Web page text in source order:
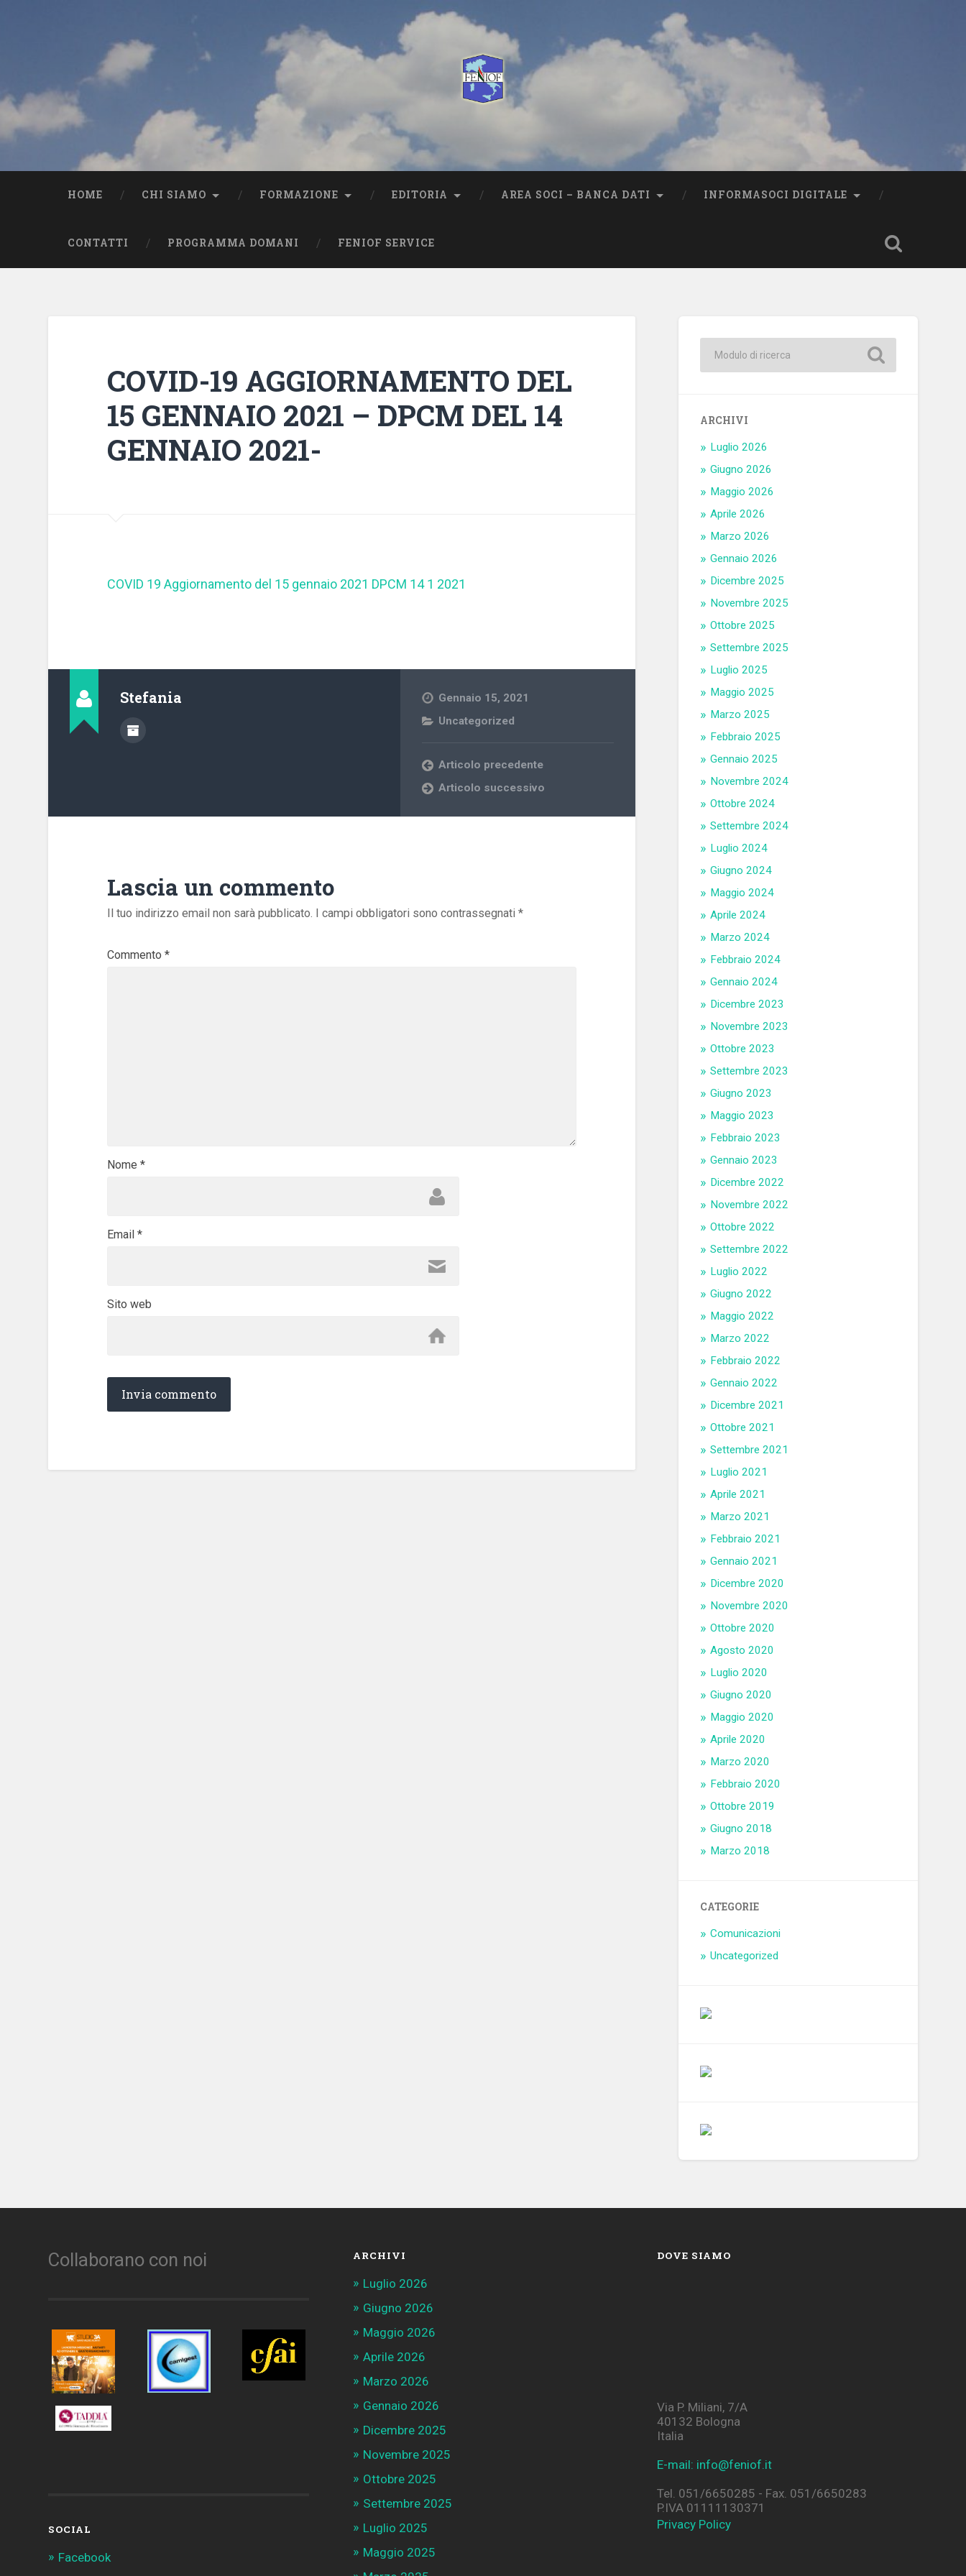
HOME CHI SIAMO FORMAZIONE EDITORIA AREA SOCI – BANCA DATI INFORMASOCI DIGITALE
CONTATTI PROGRAMMA DOMANI FENIOF SERVICE
COVID-19 AGGIORNAMENTO DEL
15 GENNAIO 2021 – DPCM DEL 14
GENNAIO 2021-
COVID 19 Aggiornamento del 15 gennaio 2021 DPCM 14 1 2021
Stefania
Gennaio 15, 2021
Uncategorized
Articolo precedente
Articolo successivo
Lascia un commento
Il tuo indirizzo email non sarà pubblicato. I campi obbligatori sono contrassegnati *
Commento *
Nome *
Email *
Sito web
ARCHIVI
Luglio 2026
Giugno 2026
Maggio 2026
Aprile 2026
Marzo 2026
Gennaio 2026
Dicembre 2025
Novembre 2025
Ottobre 2025
Settembre 2025
Luglio 2025
Maggio 2025
Marzo 2025
Febbraio 2025
Gennaio 2025
Novembre 2024
Ottobre 2024
Settembre 2024
Luglio 2024
Giugno 2024
Maggio 2024
Aprile 2024
Marzo 2024
Febbraio 2024
Gennaio 2024
Dicembre 2023
Novembre 2023
Ottobre 2023
Settembre 2023
Giugno 2023
Maggio 2023
Febbraio 2023
Gennaio 2023
Dicembre 2022
Novembre 2022
Ottobre 2022
Settembre 2022
Luglio 2022
Giugno 2022
Maggio 2022
Marzo 2022
Febbraio 2022
Gennaio 2022
Dicembre 2021
Ottobre 2021
Settembre 2021
Luglio 2021
Aprile 2021
Marzo 2021
Febbraio 2021
Gennaio 2021
Dicembre 2020
Novembre 2020
Ottobre 2020
Agosto 2020
Luglio 2020
Giugno 2020
Maggio 2020
Aprile 2020
Marzo 2020
Febbraio 2020
Ottobre 2019
Giugno 2018
Marzo 2018
CATEGORIE
Comunicazioni
Uncategorized
Collaborano con noi
SOCIAL
Facebook
ARCHIVI
Luglio 2026
Giugno 2026
Maggio 2026
Aprile 2026
Marzo 2026
Gennaio 2026
Dicembre 2025
Novembre 2025
Ottobre 2025
Settembre 2025
Luglio 2025
Maggio 2025
DOVE SIAMO
Via P. Miliani, 7/A
40132 Bologna
Italia
E-mail: info@feniof.it
Tel. 051/6650285 - Fax. 051/6650283
P.IVA 01111130371
Privacy Policy